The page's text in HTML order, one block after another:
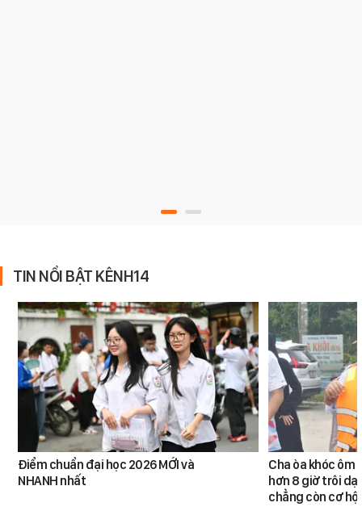
TIN NỔI BẬT KÊNH14
Điểm chuẩn đại học 2026 MỚI và
NHANH nhất
Cha òa khóc ôm
hơn 8 giờ trôi
chẳng còn cơ